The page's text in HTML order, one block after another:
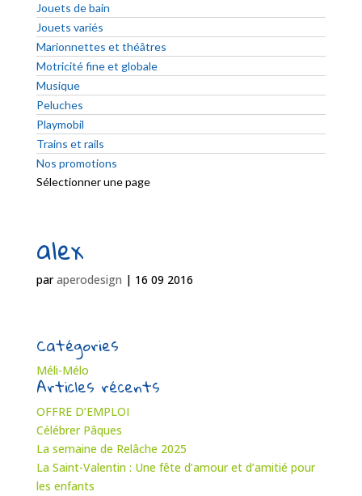
Jouets de bain
Jouets variés
Marionnettes et théâtres
Motricité fine et globale
Musique
Peluches
Playmobil
Trains et rails
Nos promotions
Sélectionner une page
alex
paraperodesign | 16 09 2016
Catégories
Méli-Mélo
Articles récents
OFFRE D’EMPLOI
Célébrer Pâques
La semaine de Relâche 2025
La Saint-Valentin : Une fête d’amour et d’amitié pour
les enfants